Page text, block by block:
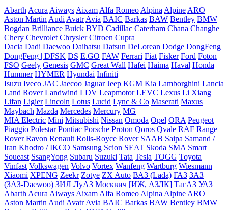
Abarth Acura Aiways Aixam Alfa Romeo Alpina Alpine ARO
Aston Martin Audi Avatr Avia BAIC Barkas BAW Bentley BMW
Bogdan Brilliance Buick BYD Cadillac Caterham Chana Changhe
Chery Chevrolet Chrysler Citroen Cupra
Dacia Dadi Daewoo Daihatsu Datsun DeLorean Dodge DongFeng
DongFeng | DFSK DS E.GO FAW Ferrari Fiat Fisker Ford Foton
FSO Geely Genesis GMC Great Wall Hafei Haima Haval Honda
Hummer HYMER Hyundai Infiniti
Isuzu Iveco JAC Jaecoo Jaguar Jeep KGM Kia Lamborghini Lancia
Land Rover Landwind LDV Leapmotor LEVC Lexus Li Xiang
Lifan Ligier Lincoln Lotus Lucid Lync & Co Maserati Maxus
Maybach Mazda Mercedes Mercury MG
MIA Electric Mini Mitsubishi Nissan Omoda Opel ORA Peugeot
Piaggio Polestar Pontiac Porsche Proton Qoros Qvale RAF Range
Rover Ravon Renault Rolls-Royce Rover SAAB Saipa Samand /
Iran Khodro / IKCO Samsung Scion SEAT Skoda SMA Smart
Soueast SsangYong Subaru Suzuki Tata Tesla TOGG Toyota
Vinfast Volkswagen Volvo Vortex Wanfeng Wartburg Wiesmann
Xiaomi XPENG Zeekr Zotye ZX Auto ВАЗ (Lada) ГАЗ ЗАЗ
(ЗАЗ-Daewoo) ЗИЛ ЛуАЗ Москвич [ИЖ, АЗЛК] ТагАЗ УАЗ
Abarth Acura Aiways Aixam Alfa Romeo Alpina Alpine ARO
Aston Martin Audi Avatr Avia BAIC Barkas BAW Bentley BMW